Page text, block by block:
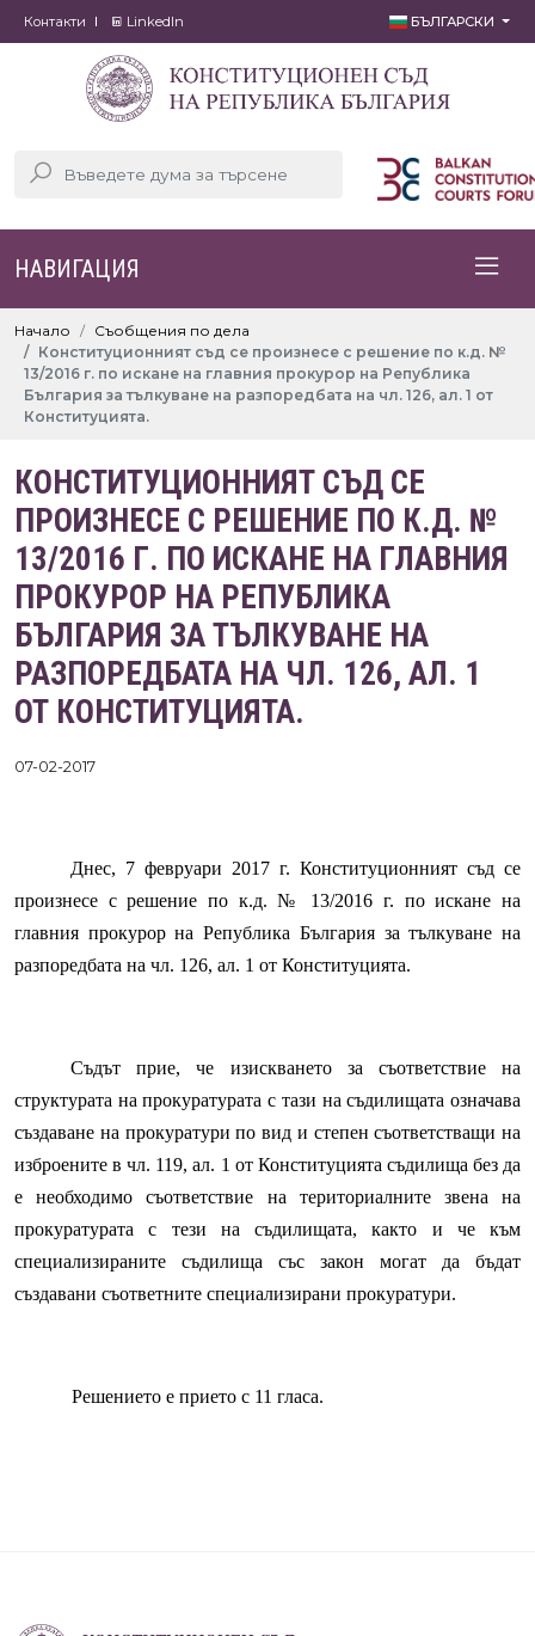
Контакти LinkedIn БЪЛГАРСКИ
НАВИГАЦИЯ
Начало
Съобщения по дела
Конституционният съд се произнесе с решение по к.д. №
13/2016 г. по искане на главния прокурор на Република
България за тълкуване на разпоредбата на чл. 126, ал. 1 от
Конституцията.
КОНСТИТУЦИОННИЯТ СЪД СЕ
ПРОИЗНЕСЕ С РЕШЕНИЕ ПО К.Д. №
13/2016 Г. ПО ИСКАНЕ НА ГЛАВНИЯ
ПРОКУРОР НА РЕПУБЛИКА
БЪЛГАРИЯ ЗА ТЪЛКУВАНЕ НА
РАЗПОРЕДБАТА НА ЧЛ. 126, АЛ. 1
ОТ КОНСТИТУЦИЯТА.
07-02-2017
Днес, 7 февруари 2017 г. Конституционният съд се
произнесе с решение по к.д. № 13/2016 г. по искане на
главния прокурор на Република България за тълкуване на
разпоредбата на чл. 126, ал. 1 от Конституцията.
Съдът прие, че изискването за съответствие на
структурата на прокуратурата с тази на съдилищата означава
създаване на прокуратури по вид и степен съответстващи на
изброените в чл. 119, ал. 1 от Конституцията съдилища без да
е необходимо съответствие на териториалните звена на
прокуратурата с тези на съдилищата, както и че към
специализираните съдилища със закон могат да бъдат
създавани съответните специализирани прокуратури.
Решението е прието с 11 гласа.